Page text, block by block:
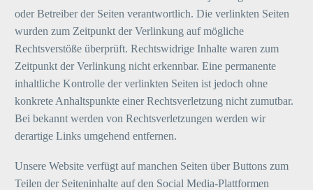
oder Betreiber der Seiten verantwortlich. Die verlinkten Seiten
wurden zum Zeitpunkt der Verlinkung auf mögliche
Rechtsverstöße überprüft. Rechtswidrige Inhalte waren zum
Zeitpunkt der Verlinkung nicht erkennbar. Eine permanente
inhaltliche Kontrolle der verlinkten Seiten ist jedoch ohne
konkrete Anhaltspunkte einer Rechtsverletzung nicht zumutbar.
Bei bekannt werden von Rechtsverletzungen werden wir
derartige Links umgehend entfernen.
Unsere Website verfügt auf manchen Seiten über Buttons zum
Teilen der Seiteninhalte auf den Social Media-Plattformen